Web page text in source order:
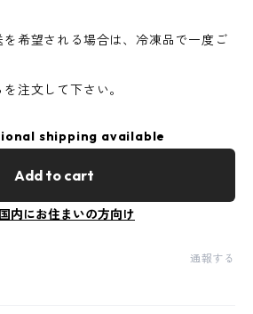
される場合は、冷凍品で一度ご
して下さい。
shipping available
Add to cart
内にお住まいの方向け
通報する